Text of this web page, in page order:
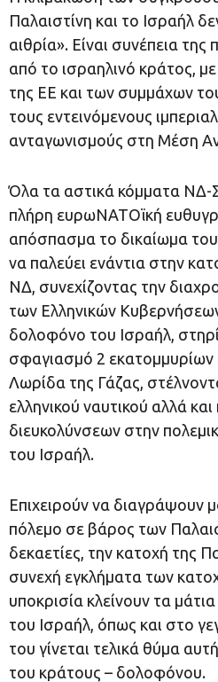
Παλαιστίνη και το Ισραήλ
αιθρία». Είναι συνέπεια
από το ισραηλινό κράτος,
της ΕΕ και των συμμάχων
τους εντεινόμενους
ανταγωνισμούς στη Μέση
Όλα τα αστικά κόμματα
πλήρη ευρωΝΑΤΟϊκή
απόσπασμα το δικαίωμα
να παλεύει ενάντια στην
ΝΔ, συνεχίζοντας την
των Ελληνικών
δολοφόνο του Ισραήλ,
σφαγιασμό 2 εκατομμυρίων
Λωρίδα της Γάζας,
ελληνικού ναυτικού αλλά
διευκολύνσεων στην
του Ισραήλ.
Επιχειρούν να διαγράψουν
πόλεμο σε βάρος των
δεκαετίες, την κατοχή της
συνεχή εγκλήματα των
υποκρισία κλείνουν τα
του Ισραήλ, όπως και στο
του γίνεται τελικά θύμα
του κράτους – δολοφόνου.